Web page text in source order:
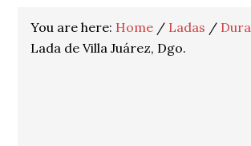
You are here: Home / Ladas /
Lada de Villa Juárez, Dgo.